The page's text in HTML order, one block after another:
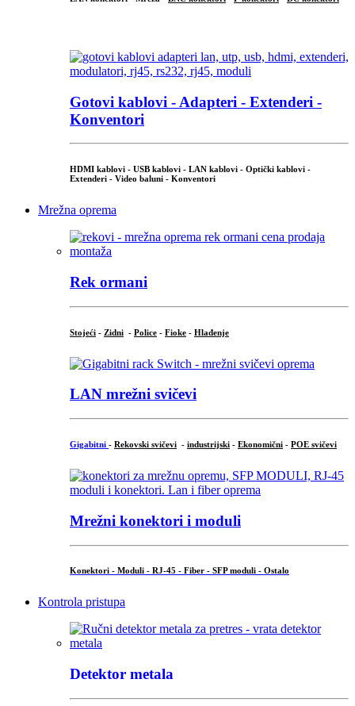
Gotovi kablovi - Adapteri - Extenderi -
Konventori
HDMI kablovi - USB kablovi - LAN kablovi - Optički kablovi -
Extenderi - Video baluni - Konventori
Mrežna oprema
Rek ormani
Stojeći - Zidni - Police - Fioke - Hlađenje
LAN mrežni svičevi
Gigabitni - Rekovski svičevi - industrijski - Ekonomični - POE svičevi
Mrežni konektori i moduli
Konektori - Moduli - RJ-45 - Fiber - SFP moduli - Ostalo
Kontrola pristupa
Detektor metala